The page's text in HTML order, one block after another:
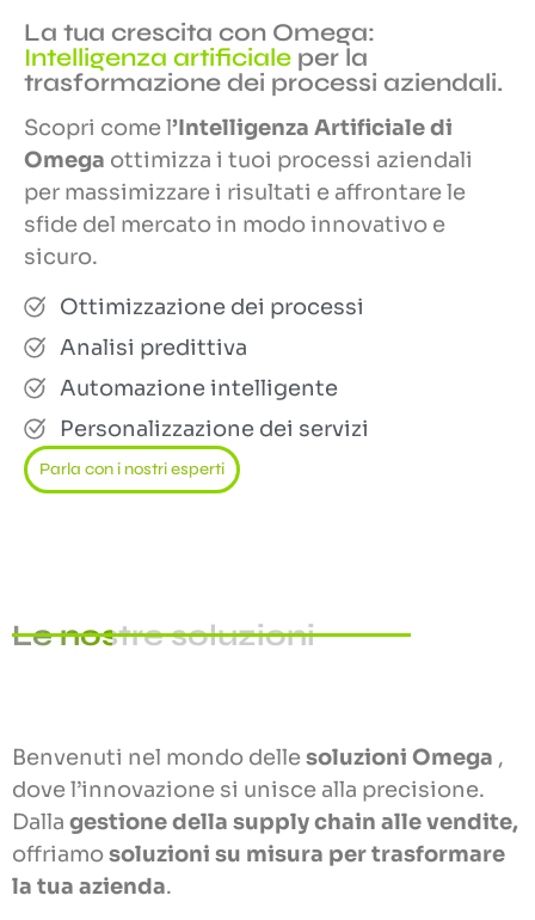
La tua crescita con Omega:
Intelligenza artificiale per la
trasformazione dei processi aziendali.
Scopri come l’Intelligenza Artificiale di
Omega ottimizza i tuoi processi aziendali
per massimizzare i risultati e affrontare le
sfide del mercato in modo innovativo e
sicuro.
Ottimizzazione dei processi
Analisi predittiva
Automazione intelligente
Personalizzazione dei servizi
Parla con i nostri esperti
Le nostre soluzioni
Benvenuti nel mondo dellesoluzioni Omega ,
dove l’innovazione si unisce alla precisione.
Dalla gestione della supply chain alle vendite,
offriamosoluzioni su misura per trasformare
la tua azienda.